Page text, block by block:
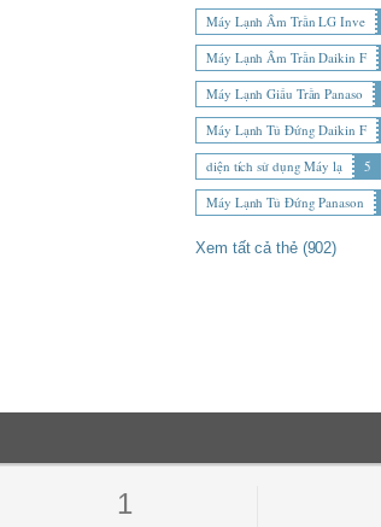
Máy Lạnh Âm Trần LG Inve
Máy Lạnh Âm Trần Daikin F
Máy Lạnh Giấu Trần Panaso
Máy Lạnh Tủ Đứng Daikin F
diện tích sử dụng Máy lạ
5
Máy Lạnh Tủ Đứng Panason
Xem tất cả thẻ (902)
1